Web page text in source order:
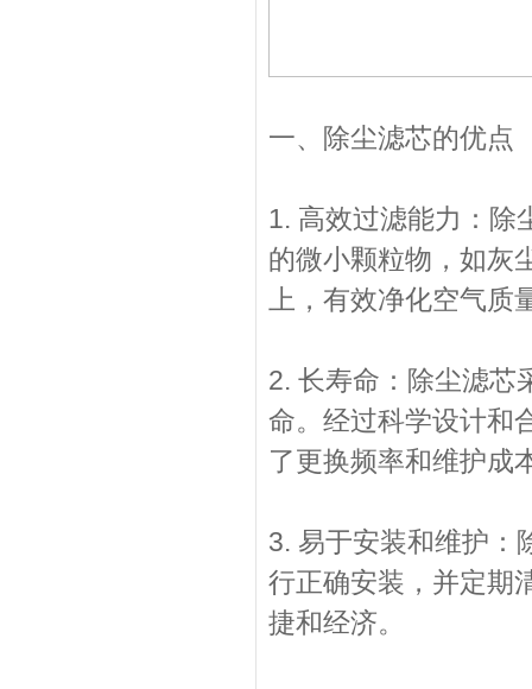
一、除尘滤芯的优点
1. 高效过滤能力：除
的微小颗粒物，如灰
上，有效净化空气质
2. 长寿命：除尘滤芯
命。经过科学设计和
了更换频率和维护成
3. 易于安装和维护：
行正确安装，并定期
捷和经济。